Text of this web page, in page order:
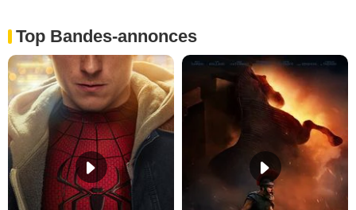
Top Bandes-annonces